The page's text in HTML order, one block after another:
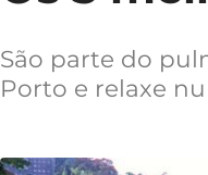
São parte do
Porto e relaxe